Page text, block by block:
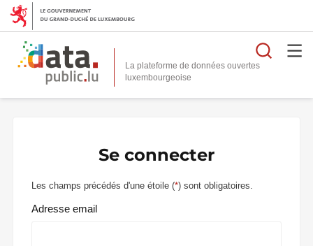
La plateforme de données ouvertes
Se connecter
Les champs précédés d'une étoile (*) sont obligatoires.
Adresse email